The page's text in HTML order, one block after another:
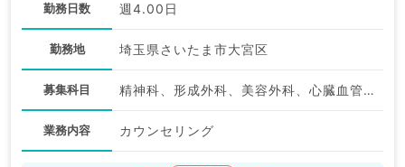
勤務日数 週4.00日
勤務地 埼玉県さいたま市大宮区
募集科目 精神科、形成外科、美容外科、心臓血管外科、皮膚科、産婦人科、麻酔科、一般内科、循環器内科、呼吸器内科、消化器内科、外科系全般、一般外科、美容皮膚科、科目不問
業務内容 カウンセリング